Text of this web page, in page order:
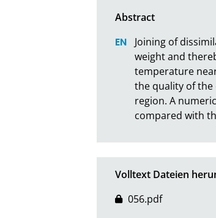
Joining of
weight and
temperature
the quality of
region. A
compared with
Volltext Dateien
056.pdf